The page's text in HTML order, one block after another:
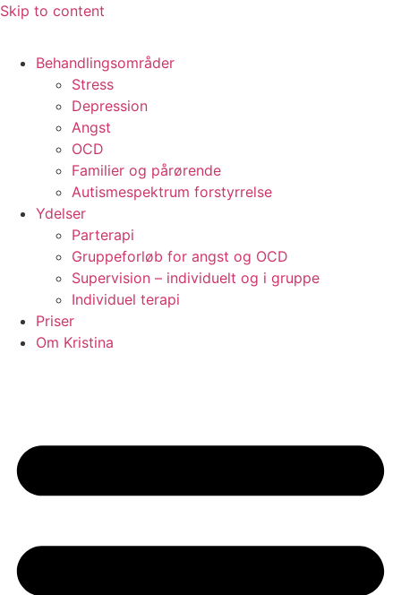
Skip to content
Behandlingsområder
Stress
Depression
Angst
OCD
Familier og pårørende
Autismespektrum forstyrrelse
Ydelser
Parterapi
Gruppeforløb for angst og OCD
Supervision – individuelt og i gruppe
Individuel terapi
Priser
Om Kristina